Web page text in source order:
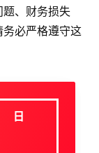
、财务损失
必严格遵守这
日